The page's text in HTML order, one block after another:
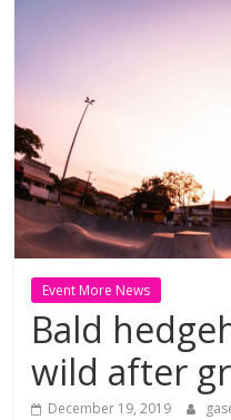
ข้อมูล
ดี
ดี
สำหรับ
เรา
BLOG
สาระ
เรียน
Event More News
Bald
wild after
December 19, 2019